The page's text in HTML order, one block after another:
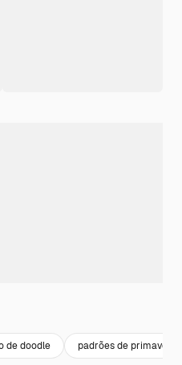
de doodle padrões de primavera